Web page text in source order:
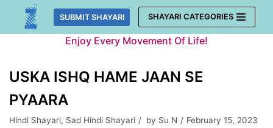
Skip
SUBMIT SHAYARI SHAYARI CATEGORIES
Enjoy Every Movement Of Life!
USKA ISHQ HAME JAAN SE
PYAARA
Hindi Shayari, Sad Hindi Shayari by Su N February 15, 2023